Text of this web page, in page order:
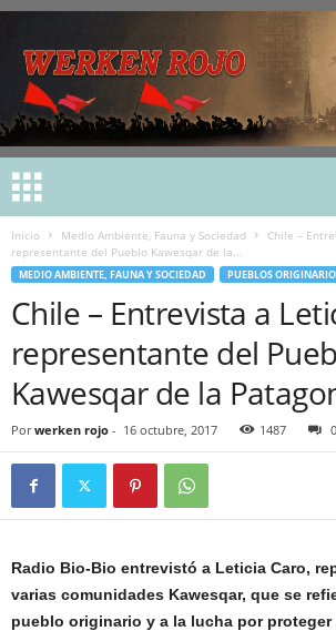
Inicio Medio Ambiente, Fauna y Sociedad
Chile –
representante del Pueblo Kawesqar de la...
MEDIO AMBIENTE, FAUNA Y SOCIEDAD PUEBLOS
Chile – Entrevista a
representante del
Kawesqar de la
Por werken rojo - 16 octubre, 2017 1487 0
Radio Bio-Bio entrevistó a Leticia Caro,
varias comunidades Kawesqar, que se
pueblo originario y a la lucha por